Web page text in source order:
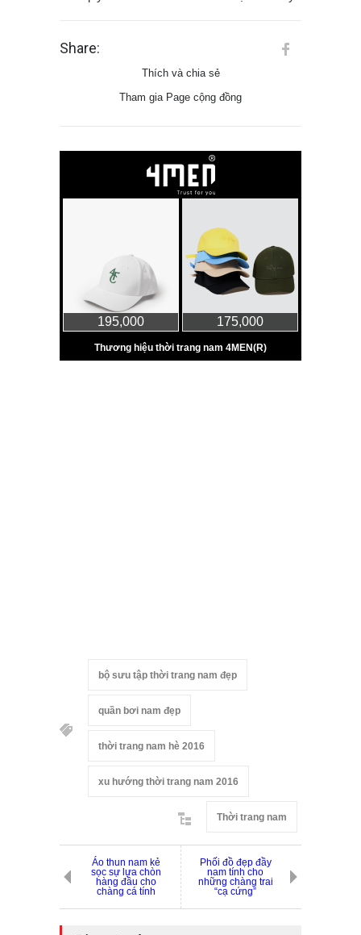
Share:
Thích và chia sẻ
Tham gia Page cộng đồng
bộ sưu tập thời trang nam đẹp
quần bơi nam đẹp
thời trang nam hè 2016
xu hướng thời trang nam 2016
Thời trang nam
Áo thun nam kẻ
sọc sự lựa chòn
hàng đầu cho
chàng cá tính
Phối đồ đẹp đầy
nam tính cho
những chàng trai
“cạ cứng”